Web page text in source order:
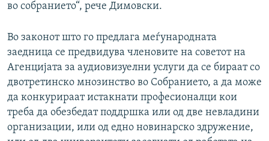
во собранието“, рече Димовски.
Во законот што го предлага меѓународната
заедница се предвидува членовите на советот на
Агенцијата за аудиовизуелни услуги да се бираат со
двотретинско мнозинство во Собранието, а да може
да конкурираат истакнати професионалци кои
треба да обезбедат поддршка или од две невладини
организации, или од едно новинарско здружение,